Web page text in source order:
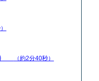
） （約2分40秒）